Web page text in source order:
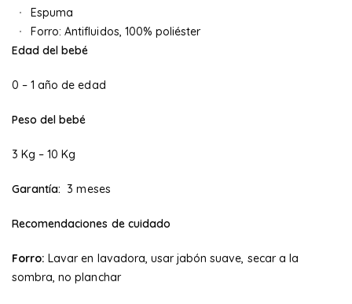
Espuma
Forro: Antifluidos, 100% poliéster
Edad del bebé
0 – 1 año de edad
Peso del bebé
3 Kg – 10 Kg
Garantía: 3 meses
Recomendaciones de cuidado
Forro:Lavar en lavadora, usar jabón suave, secar a la
sombra, no planchar